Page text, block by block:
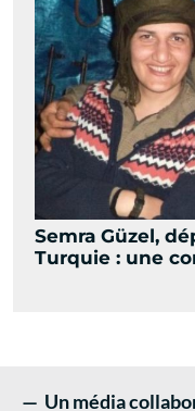
Semra Güzel,
Turquie : une
— Un média